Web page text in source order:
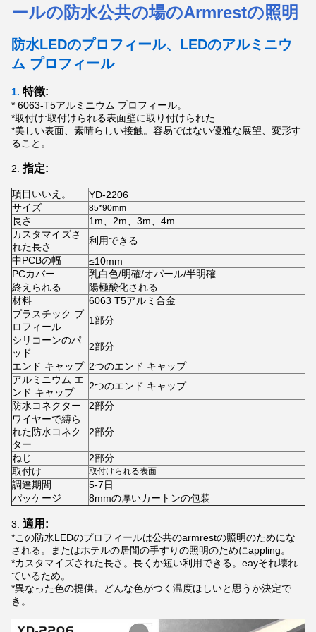
ールの防水公共の場のArmrestの照明
防水LEDのプロフィール、LEDのアルミニウ
ム プロフィール
1. 特徴:
* 6063-T5アルミニウム プロフィール。
*取付け:取付けられる表面壁に取り付けられた
*美しい表面、素晴らしい接触。容易ではない優雅な展望、変形す
ること。
2. 指定:
項目いいえ。
YD-2206
サイズ
85*90mm
長さ
1m、2m、3m、4m
カスタマイズさ
れた長さ
利用できる
中PCBの幅
≤10mm
PCカバー
乳白色/明確/オパール/半明確
終えられる
陽極酸化される
材料
6063 T5アルミ合金
プラスチック プ
ロフィール
1部分
シリコーンのパ
ッド
2部分
エンド キャップ 2つのエンド キャップ
アルミニウム エ
ンド キャップ
2つのエンド キャップ
防水コネクター
2部分
ワイヤーで縛ら
れた防水コネク
ター
2部分
ねじ
2部分
取付け
取付けられる表面
調達期間
5-7日
パッケージ
8mmの厚いカートンの包装
3. 適用:
*この防水LEDのプロフィールは公共のarmrestの照明のためにな
される。またはホテルの居間の手すりの照明のためにappling。
*カスタマイズされた長さ。長くか短い利用できる。eayそれ壊れ
ているため。
*異なった色の提供。どんな色がつく温度ほしいと思うか決定で
き。